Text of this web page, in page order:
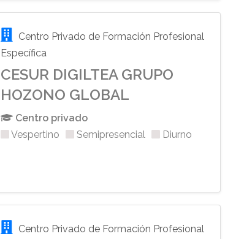
Centro Privado de Formación Profesional
Específica
CESUR DIGILTEA GRUPO
HOZONO GLOBAL
Centro privado
Vespertino
Semipresencial Diurno
Centro Privado de Formación Profesional